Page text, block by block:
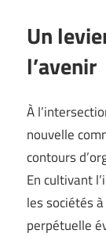
Un
l’avenir
À
nouvelle
contours
En cultivant
les sociétés
perpétuelle